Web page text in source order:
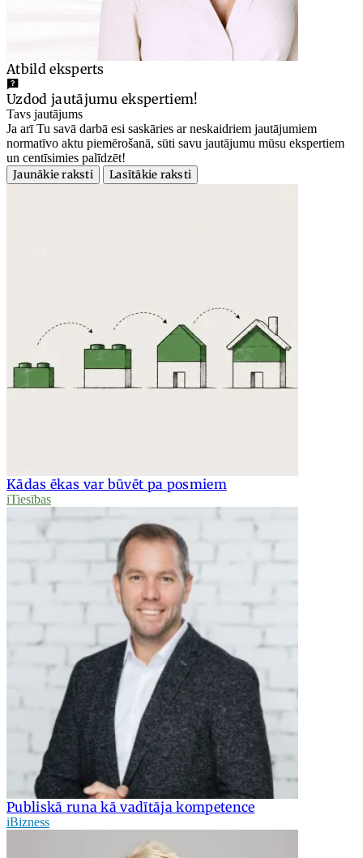
Atbild eksperts
Uzdod jautājumu ekspertiem!
Tavs jautājums
Ja arī Tu savā darbā esi saskāries ar neskaidriem jautājumiem
normatīvo aktu piemērošanā, sūti savu jautājumu mūsu ekspertiem
un centīsimies palīdzēt!
Jaunākie raksti
Lasītākie raksti
Kādas ēkas var būvēt pa posmiem
iTiesības
Publiskā runa kā vadītāja kompetence
iBizness